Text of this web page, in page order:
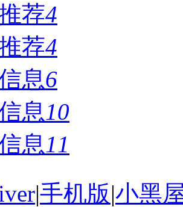
荐4
荐4
息6
息 10
息 11
|手机版|小黑